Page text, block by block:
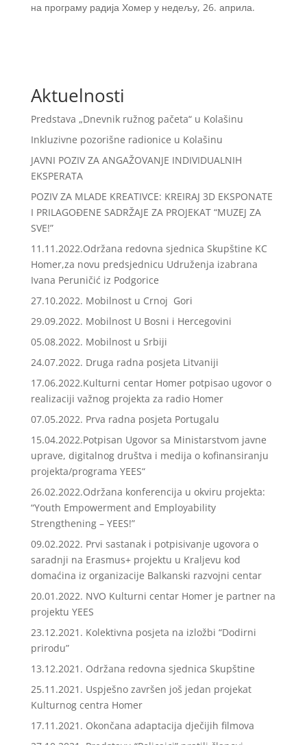
на програму радија Хомер у недељу, 26. априла.
Aktuelnosti
Predstava „Dnevnik ružnog pačeta“ u Kolašinu
Inkluzivne pozorišne radionice u Kolašinu
JAVNI POZIV ZA ANGAŽOVANJE INDIVIDUALNIH
EKSPERATA
POZIV ZA MLADE KREATIVCE: KREIRAJ 3D EKSPONATE
I PRILAGOĐENE SADRŽAJE ZA PROJEKAT “MUZEJ ZA
SVE!”
11.11.2022.Održana redovna sjednica Skupštine KC
Homer,za novu predsjednicu Udruženja izabrana
Ivana Peruničić iz Podgorice
27.10.2022. Mobilnost u Crnoj Gori
29.09.2022. Mobilnost U Bosni i Hercegovini
05.08.2022. Mobilnost u Srbiji
24.07.2022. Druga radna posjeta Litvaniji
17.06.2022.Kulturni centar Homer potpisao ugovor o
realizaciji važnog projekta za radio Homer
07.05.2022. Prva radna posjeta Portugalu
15.04.2022.Potpisan Ugovor sa Ministarstvom javne
uprave, digitalnog društva i medija o kofinansiranju
projekta/programa YEES“
26.02.2022.Održana konferencija u okviru projekta:
“Youth Empowerment and Employability
Strengthening – YEES!”
09.02.2022. Prvi sastanak i potpisivanje ugovora o
saradnji na Erasmus+ projektu u Kraljevu kod
domaćina iz organizacije Balkanski razvojni centar
20.01.2022. NVO Kulturni centar Homer je partner na
projektu YEES
23.12.2021. Kolektivna posjeta na izložbi “Dodirni
prirodu”
13.12.2021. Održana redovna sjednica Skupštine
25.11.2021. Uspješno završen još jedan projekat
Kulturnog centra Homer
17.11.2021. Okončana adaptacija dječijih filmova